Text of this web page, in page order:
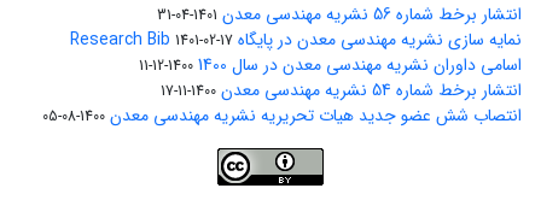
انتشار برخط شماره 56 نشریه مهندسی معدن 1401-04-31
نمایه سازی نشریه مهندسی معدن در پایگاه Research Bib 1401-02-17
اسامی داوران نشریه مهندسی معدن در سال 1400 1400-12-11
انتشار برخط شماره 54 نشریه مهندسی معدن 1400-11-17
انتصاب شش عضو جدید هیات تحریریه نشریه مهندسی معدن 1400-08-05